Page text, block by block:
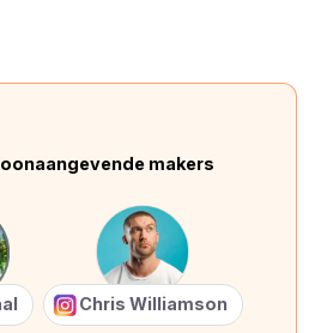
makers
Chris Williamson